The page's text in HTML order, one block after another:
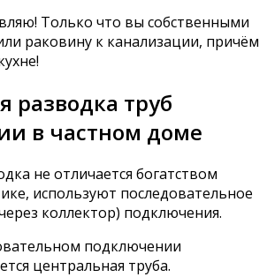
Только что вы собственными
раковину к канализации, причём
разводка труб
в частном доме
не отличается богатством
используют последовательное
коллектор) подключения.
подключении
центральная труба.